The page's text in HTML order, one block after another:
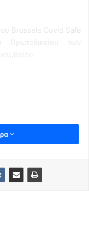
Brussels Covid Safe
Πρωτοδικείου των